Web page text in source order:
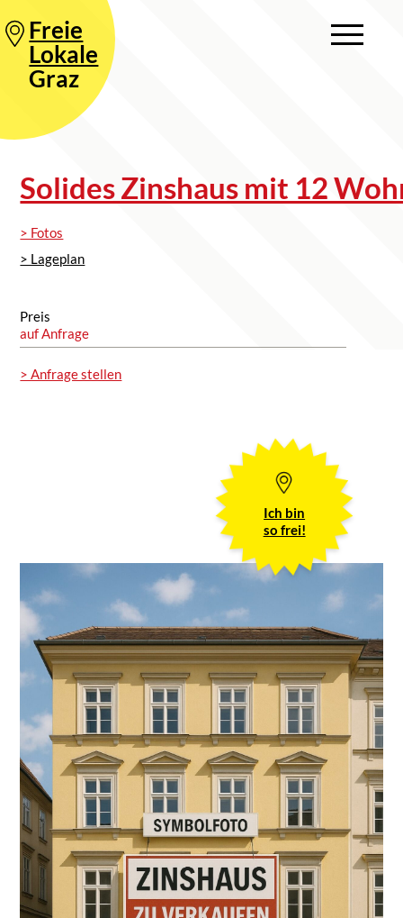
Freie
Lokale
Graz
Solides Zinshaus mit 12
> Fotos
> Lageplan
Preis
auf Anfrage
> Anfrage stellen
Ich bin
so frei!